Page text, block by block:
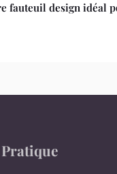
fauteuil design idéal